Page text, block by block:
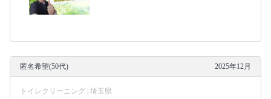
匿名希望(50代) 2025年12月
トイレクリーニング | 埼玉県